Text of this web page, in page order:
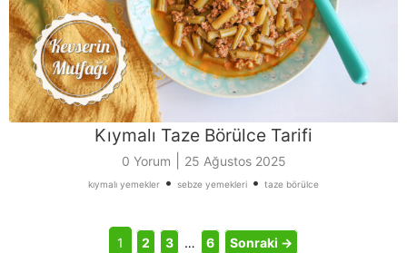
Kıymalı Taze Börülce Tarifi
0 Yorum 25 Ağustos 2025
kıymalı yemekler • sebze yemekleri • taze börülce
1 2 3 … 6 Sonraki →